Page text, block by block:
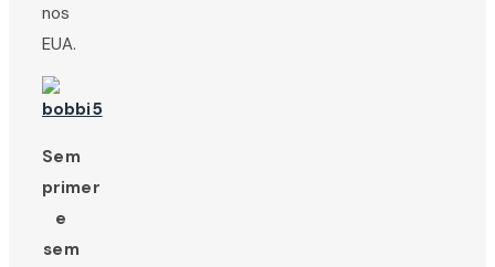
nos
EUA.
Sem
primer
e
sem